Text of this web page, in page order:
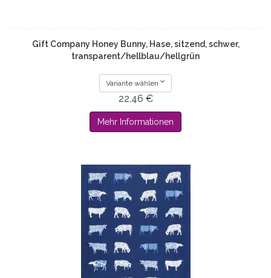
Gift Company Honey Bunny, Hase, sitzend, schwer,
transparent/hellblau/hellgrün
Variante wählen
22,46 €
Mehr Informationen